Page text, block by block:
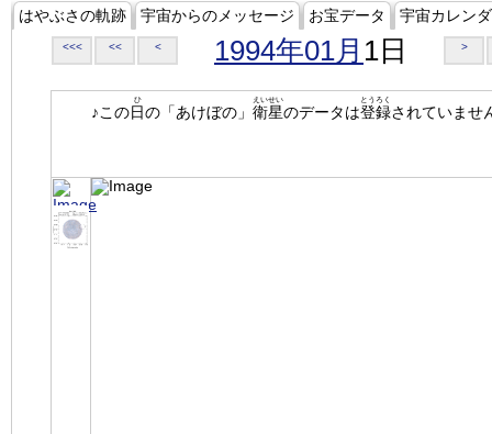
はやぶさの軌跡 宇宙からのメッセージ お宝データ 宇宙カレン
<<< << < 1994年01月 1日 >
♪この日
ひ
の「あけぼの」 衛星
えいせい
のデータは登録
とうろく
されていませ